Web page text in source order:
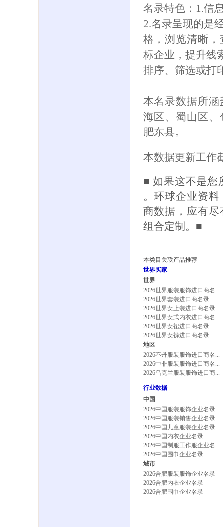
名录特色：1.信
2.名录呈现的是
格，浏览清晰
标企业，提升线
排序、筛选或打
本名录数据所
海区、蜀山区
肥东县。
本数据更新工作
■ 如果这不是您
。环球企业资
商数据，应有
组合定制。■
本类目关联产品推荐
世界买家
世界
2026世界服装服饰进口商名...
2026世界套装进口商名录
2026世界女上装进口商名录
2026世界女式内衣进口商名...
2026世界女裙进口商名录
2026世界女裤进口商名录
地区
2026不丹服装服饰进口商名...
2026中非服装服饰进口商名...
2026乌克兰服装服饰进口商...
行业数据
中国
2026中国服装服饰企业名录
2026中国服装销售企业名录
2026中国儿童服装企业名录
2026中国内衣企业名录
2026中国制服工作服企业名...
2026中国围巾企业名录
城市
2026合肥服装服饰企业名录
2026合肥内衣企业名录
2026合肥围巾企业名录